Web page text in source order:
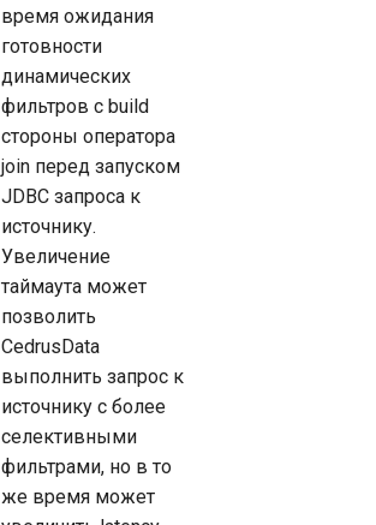
время ожидания
готовности
динамических
фильтров с build
стороны оператора
join перед запуском
JDBC запроса к
источнику.
Увеличение
таймаута может
позволить
CedrusData
выполнить запрос к
источнику с более
селективными
фильтрами, но в то
же время может